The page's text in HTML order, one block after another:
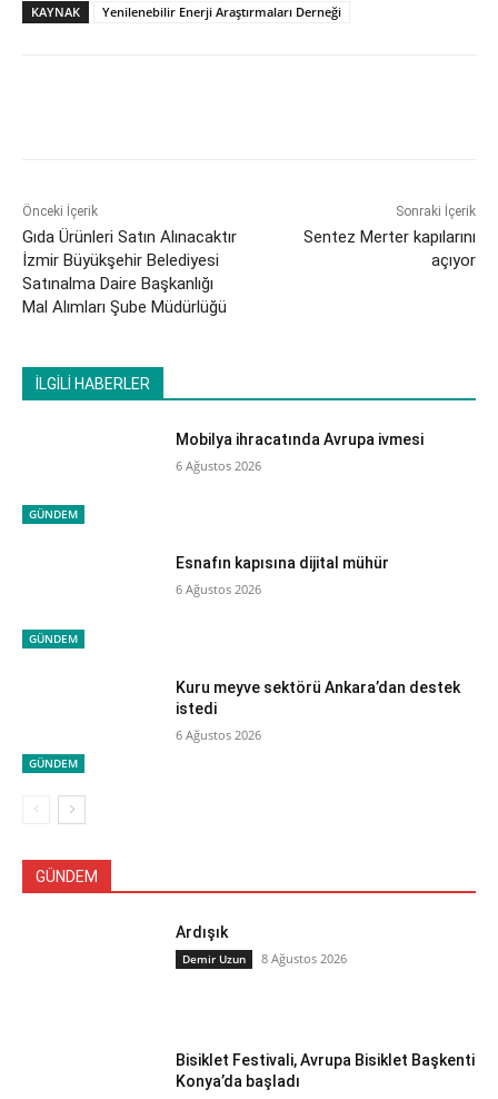
KAYNAK Yenilenebilir Enerji Araştırmaları Derneği
Önceki İçerik
Gıda Ürünleri Satın Alınacaktır
İzmir Büyükşehir Belediyesi
Satınalma Daire Başkanlığı
Mal Alımları Şube Müdürlüğü
Sonraki İçerik
Sentez Merter kapılarını
açıyor
İLGİLİ HABERLER
GÜNDEM
Mobilya ihracatında Avrupa ivmesi
6 Ağustos 2026
GÜNDEM
Esnafın kapısına dijital mühür
6 Ağustos 2026
GÜNDEM
Kuru meyve sektörü Ankara’dan destek
istedi
6 Ağustos 2026
GÜNDEM
Ardışık
Demir Uzun 8 Ağustos 2026
Bisiklet Festivali, Avrupa Bisiklet Başkenti
Konya’da başladı